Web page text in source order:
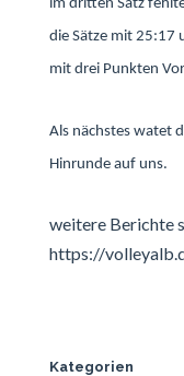
im dritten Satz
die Sätze mit 25:17
mit drei Punkten
Als nächstes watet
Hinrunde auf uns.
weitere Berichte
https://
Kategorien